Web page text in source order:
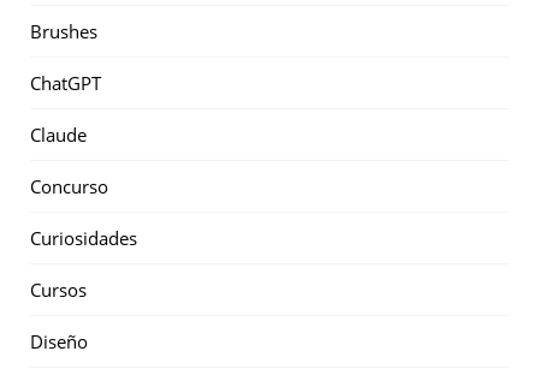
Brushes
ChatGPT
Claude
Concurso
Curiosidades
Cursos
Diseño